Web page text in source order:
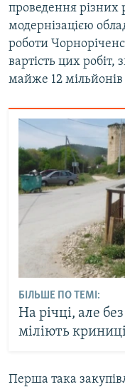
проведення різних
модернізацією
роботи
вартість цих
майже 12 мільйонів
БІЛЬШЕ ПО ТЕМІ:
На річці, але
міліють
Перша така